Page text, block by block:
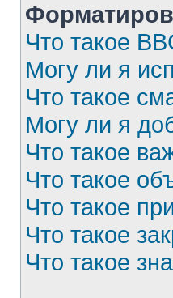
Что такое
Могу ли я
Что такое
Могу ли я
Что такое
Что такое
Что такое
Что такое
Что такое